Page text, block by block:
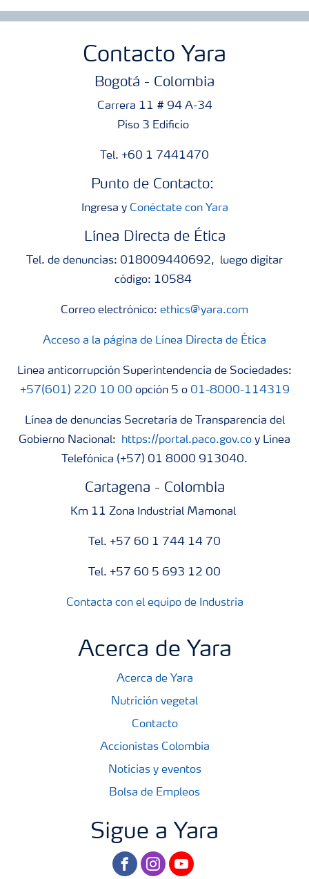
Contacto Yara
Bogotá - Colombia
Carrera 11 # 94 A-34
Piso 3 Edificio
Tel. +60 1 7441470
Punto de Contacto:
Ingresa y Conéctate con Yara
Línea Directa de Ética
Tel. de denuncias: 018009440692, luego digitar
código: 10584
Correo electrónico: ethics@yara.com
Acceso a la página de Línea Directa de Ética
Línea anticorrupción Superintendencia de Sociedades:
+57(601) 220 10 00 opción 5 o 01-8000-114319
Línea de denuncias Secretaría de Transparencia del
Gobierno Nacional:
https://portal.paco.gov.co y Línea
Telefónica (+57) 01 8000 913040.
Cartagena - Colombia
Km 11 Zona Industrial Mamonal
Tel. +57 60 1 744 14 70
Tel. +57 60 5 693 12 00
Contacta con el equipo de Industria
Acerca de Yara
Acerca de Yara
Nutrición vegetal
Contacto
Accionistas Colombia
Noticias y eventos
Bolsa de Empleos
Sigue a Yara
facebookinstagram
youtube